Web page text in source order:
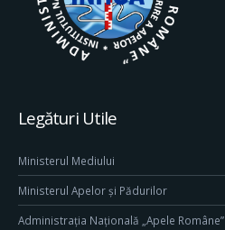
Legături Utile
Ministerul Mediului
Ministerul Apelor și Pădurilor
Administrația Națională „Apele Române”